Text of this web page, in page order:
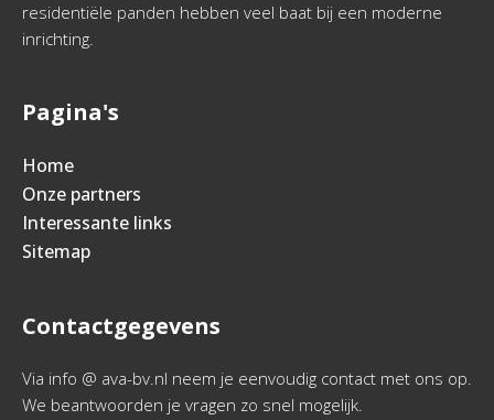
residentiële panden hebben veel baat bij een moderne
inrichting.
Pagina's
Home
Onze partners
Interessante links
Sitemap
Contactgegevens
Via info @ ava-bv.nl neem je eenvoudig contact met ons op.
We beantwoorden je vragen zo snel mogelijk.